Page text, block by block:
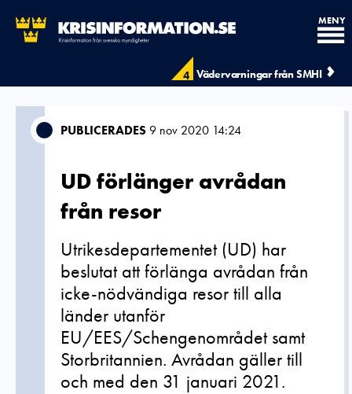
4 Vädervarningar från SMHI
MENY
PUBLICERADES9 nov 2020 14:24
UD förlänger avrådan
från resor
Utrikesdepartementet (UD) har
beslutat att förlänga avrådan från
icke-nödvändiga resor till alla
länder utanför
EU/EES/Schengenområdet samt
Storbritannien. Avrådan gäller till
och med den 31 januari 2021.